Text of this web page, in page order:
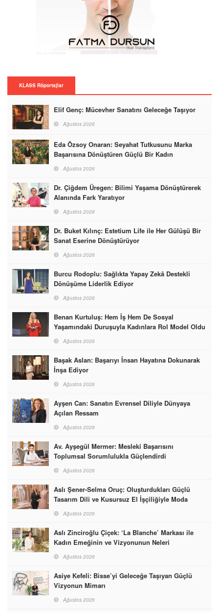
KLASS Röportajlar
Elif Genç: Mücevher Sanatını Geleceğe Taşıyor
Ağustos 2026
Eda Özsoy Onaran: Seyahat Tutkusunu Marka
Başarısına Dönüştüren Güçlü Bir Kadın
Ağustos 2026
Dr. Çiğdem Üregen: Bilimi Yaşama Dönüştürerek
Alanında Fark Yaratıyor
Ağustos 2026
Dr. Buket Kılınç: Estetium Life ile Her Gülüşü Bir
Sanat Eserine Dönüştürüyor
Ağustos 2026
Burcu Rodoplu: Sağlıkta Yapay Zekâ Destekli
Dönüşüme Liderlik Ediyor
Ağustos 2026
Benan Kurtuluş: Hem İş Hem De Sosyal
Yaşamındaki Duruşuyla Kadınlara Rol Model Oldu
Ağustos 2026
Başak Aslan: Başarıyı İnsan Hayatına Dokunarak
İnşa Ediyor
Ağustos 2026
Ayşen Can: Sanatın Evrensel Diliyle Dünyaya
Açılan Ressam
Ağustos 2026
Av. Ayşegül Mermer: Mesleki Başarısını
Toplumsal Sorumlulukla Güçlendirdi
Ağustos 2026
Aslı Şener-Selma Oruç: Oluşturdukları Güçlü
Tasarım Dili ve Kusursuz El İşçiliğiyle Moda
Dünyasına İmzalarını Attılar
Ağustos 2026
Aslı Zinciroğlu Çiçek: ‘La Blanche’ Markası ile
Kadın Emeğinin ve Vizyonunun Neleri
Başarabileceğinin En Güzel Örneğini Sunuyor
Ağustos 2026
Asiye Kefeli: Bisse’yi Geleceğe Taşıyan Güçlü
Vizyonun Mimarı
Ağustos 2026